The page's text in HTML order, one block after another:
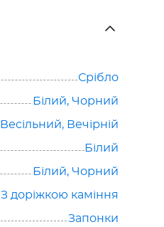
Срібло
Білий, Чорний
Весільний, Вечірній
Білий
Білий, Чорний
З доріжкою каміння
Запонки